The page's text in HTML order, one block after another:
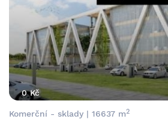
0 Kč
Komerční - sklady | 16637 m2